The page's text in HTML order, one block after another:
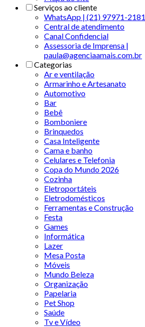
Serviços ao cliente
WhatsApp | (21) 97971-2181
Central de atendimento
Canal Confidencial
Assessoria de Imprensa |
paula@agenciaamais.com.br
Categorias
Ar e ventilação
Armarinho e Artesanato
Automotivo
Bar
Bebê
Bomboniere
Brinquedos
Casa Inteligente
Cama e banho
Celulares e Telefonia
Copa do Mundo 2026
Cozinha
Eletroportáteis
Eletrodomésticos
Ferramentas e Construção
Festa
Games
Informática
Lazer
Mesa Posta
Móveis
Mundo Beleza
Organização
Papelaria
Pet Shop
Saúde
Tv e Vídeo